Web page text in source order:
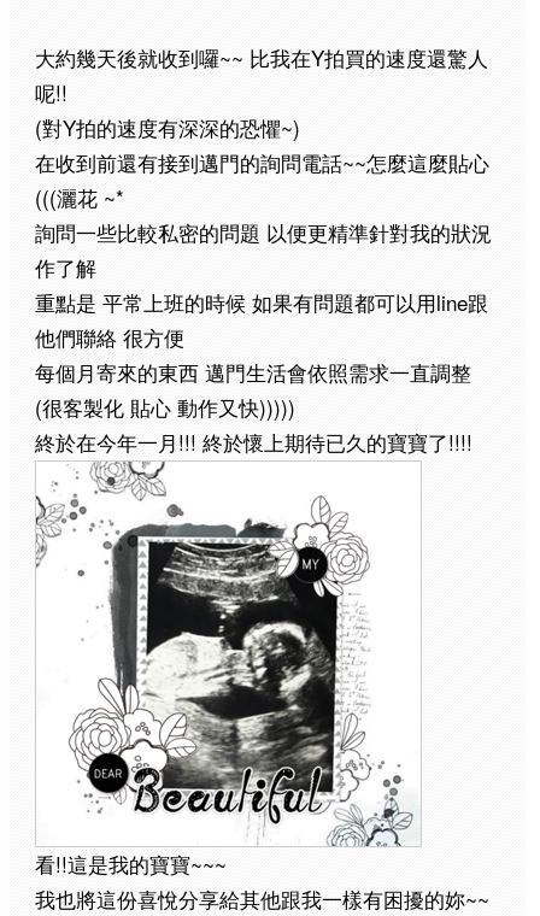
大約幾天後就收到囉~~ 比我在Y拍買的速度還驚人
呢!!
(對Y拍的速度有深深的恐懼~)
在收到前還有接到邁門的詢問電話~~怎麼這麼貼心
(((灑花~*
詢問一些比較私密的問題 以便更精準針對我的狀況
作了解
重點是 平常上班的時候 如果有問題都可以用 line跟
他們聯絡 很方便
每個月寄來的東西 邁門生活會依照需求一直調整
(很客製化 貼心 動作又快)))))
終於在今年一月 !!! 終於懷上期待已久的寶寶了!!!!
看!!這是我的寶寶~~~
我也將這份喜悅分享給其他跟我一樣有困擾的妳~~